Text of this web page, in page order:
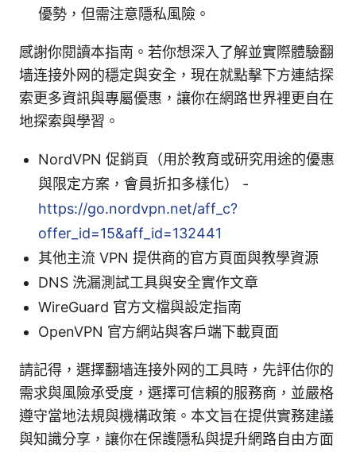
優勢，但需注意隱私風險。
感謝你閱讀本指南。若你想深入了解並實際體驗翻
墙连接外网的穩定與安全，現在就點擊下方連結探
索更多資訊與專屬優惠，讓你在網路世界裡更自在
地探索與學習。
NordVPN 促銷頁（用於教育或研究用途的優惠
與限定方案，會員折扣多樣化） -
https://go.nordvpn.net/aff_c?
offer_id=15&aff_id=132441
其他主流 VPN 提供商的官方頁面與教學資源
DNS 洗漏測試工具與安全實作文章
WireGuard 官方文檔與設定指南
OpenVPN 官方網站與客戶端下載頁面
請記得，選擇翻墙连接外网的工具時，先評估你的
需求與風險承受度，選擇可信賴的服務商，並嚴格
遵守當地法規與機構政策。本文旨在提供實務建議
與知識分享，讓你在保護隱私與提升網路自由方面